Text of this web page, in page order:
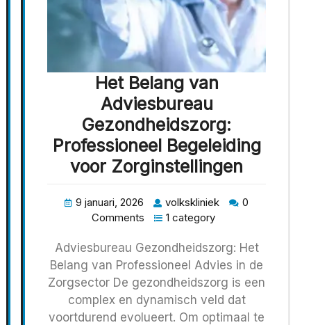
Het Belang van
Adviesbureau
Gezondheidszorg:
Professioneel Begeleiding
voor Zorginstellingen
9 januari, 2026 volkskliniek
0
Comments
1 category
Adviesbureau Gezondheidszorg: Het
Belang van Professioneel Advies in de
Zorgsector De gezondheidszorg is een
complex en dynamisch veld dat
voortdurend evolueert. Om optimaal te